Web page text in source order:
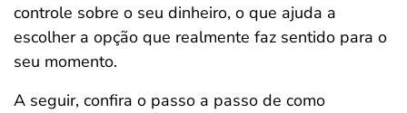
controle sobre o seu dinheiro, o que ajuda a
escolher a opção que realmente faz sentido para o
seu momento.
A seguir, confira o passo a passo de como